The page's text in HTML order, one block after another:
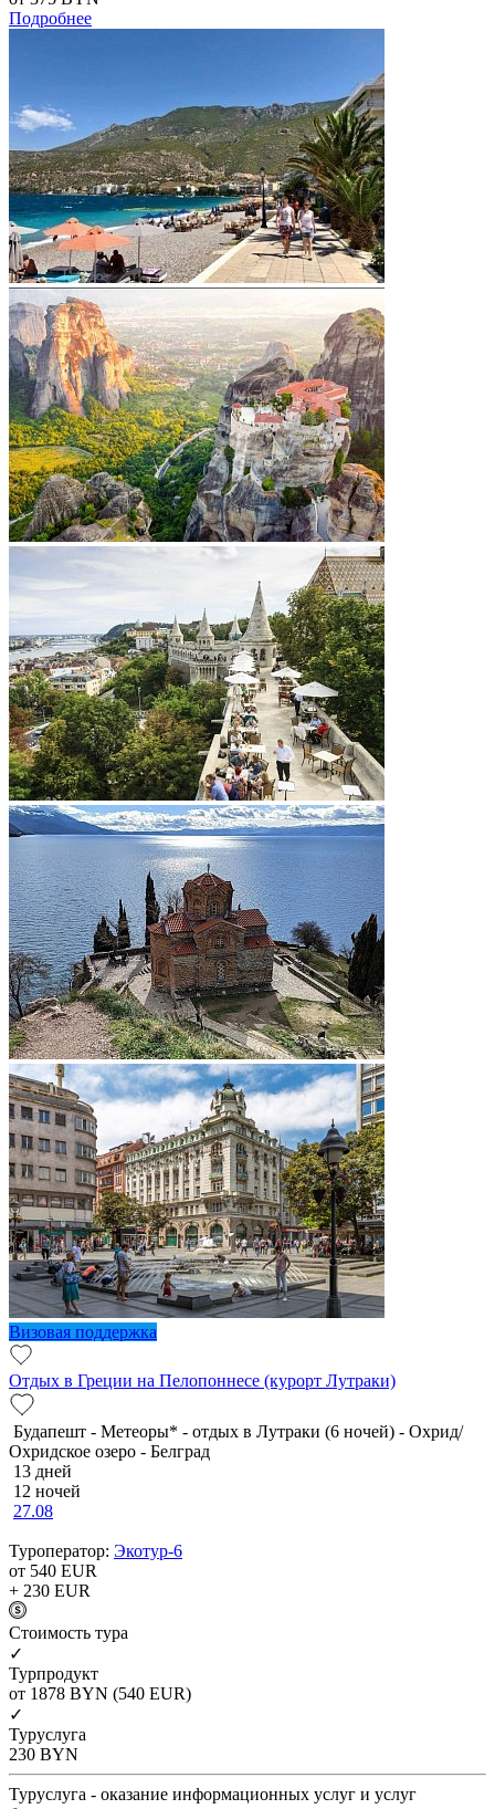
Подробнее
Визовая поддержка
Отдых в Греции на Пелопоннесе (курорт Лутраки)
Будапешт - Метеоры* - отдых в Лутраки (6 ночей) - Охрид/
Охридское озеро - Белград
13 дней
12 ночей
27.08
Туроператор: Экотур-6
от 540 EUR
+ 230 EUR
Cтоимость тура
✓
Турпродукт
от 1878 BYN (540 EUR)
✓
Туруслуга
230 BYN
Туруслуга - оказание информационных услуг и услуг